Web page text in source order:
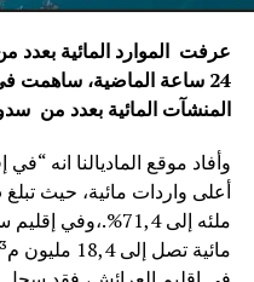
عرفت الموارد المائية بعدد
24 ساعة الماضية،
المنشآت المائية بعدد من
وأفاد موقع الماديالنا انه
ملئه إلى